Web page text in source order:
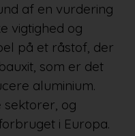
af en vurdering
vigtighed og
på et råstof, der
som er det
aluminium.
sektorer, og
i Europa.